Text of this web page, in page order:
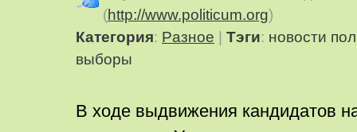
(http://www.politicum.org)
Категория: Pазное Тэги: новости
выборы
В ходе выдвижения кандидатов